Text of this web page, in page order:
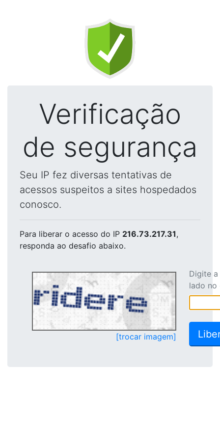
Verificação
de segurança
Seu IP fez diversas tentativas de
acessos suspeitos a sites hospedados
conosco.
Para liberar o acesso do IP 216.73.217.31,
responda ao desafio abaixo.
[trocar imagem]
Digite
lado no